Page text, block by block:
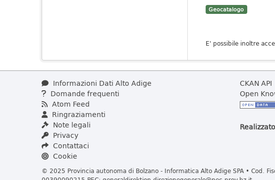
Geocatalogo
E' possibile inoltre
Informazioni Dati Alto Adige
Domande frequenti
Atom Feed
Ringraziamenti
Note legali
Privacy
Contattaci
Cookie
© 2025 Provincia autonoma di Bolzano - Informatica Alto Adige SPA • Cod.
CKAN API
Open